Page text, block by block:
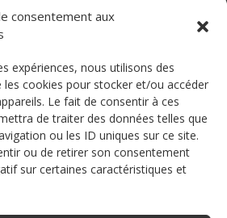
consentement aux
expériences, nous utilisons des
les cookies pour stocker et/ou accéder
Le fait de consentir à ces
de traiter des données telles que
ou les ID uniques sur ce site.
ou de retirer son consentement
sur certaines caractéristiques et